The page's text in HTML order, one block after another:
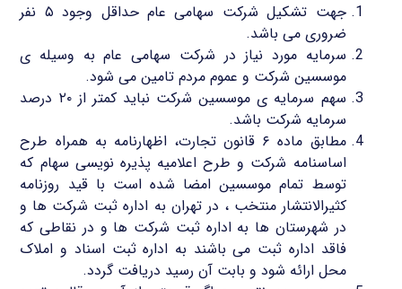
جهت تشکیل شرکت سهامی عام حداقل وجود ۵ نفر
ضروری می باشد.
سرمایه مورد نیاز در شرکت سهامی عام به وسیله ی
موسسین شرکت و عموم مردم تامین می شود.
سهم سرمایه ی موسسین شرکت نباید کمتر از ۲۰ درصد
سرمایه شرکت باشد.
مطابق ماده ۶ قانون تجارت، اظهارنامه به همراه طرح
اساسنامه شرکت و طرح اعلامیه پذیره نویسی سهام که
توسط تمام موسسین امضا شده است با قید روزنامه
کثیرالانتشار منتخب ، در تهران به اداره ثبت شرکت ها و
در شهرستان ها به اداره ثبت شرکت ها و در نقاطی که
فاقد اداره ثبت می باشند به اداره ثبت اسناد و املاک
محل ارائه شود و بابت آن رسید دریافت گردد.